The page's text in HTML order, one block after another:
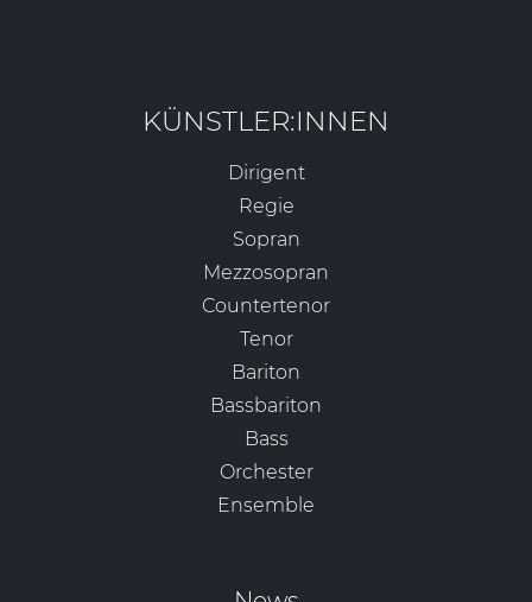
KÜNSTLER:INNEN
Dirigent
Regie
Sopran
Mezzosopran
Countertenor
Tenor
Bariton
Bassbariton
Bass
Orchester
Ensemble